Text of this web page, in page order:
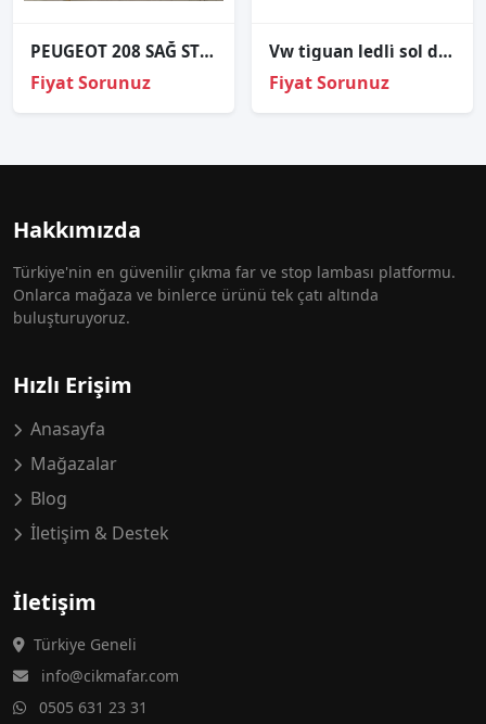
PEUGEOT 208 SAĞ STOP ORJİNAL
Fiyat Sorunuz
Vw ti̇guan ledli̇ sol diş stop sıfır i̇thal 2012-2015 5n0945208
Fiyat Sorunuz
Hakkımızda
Türkiye'nin en güvenilir çıkma far ve stop lambası platformu.
Onlarca mağaza ve binlerce ürünü tek çatı altında
buluşturuyoruz.
Hızlı Erişim
Anasayfa
Mağazalar
Blog
İletişim & Destek
İletişim
Türkiye Geneli
info@cikmafar.com
0505 631 23 31